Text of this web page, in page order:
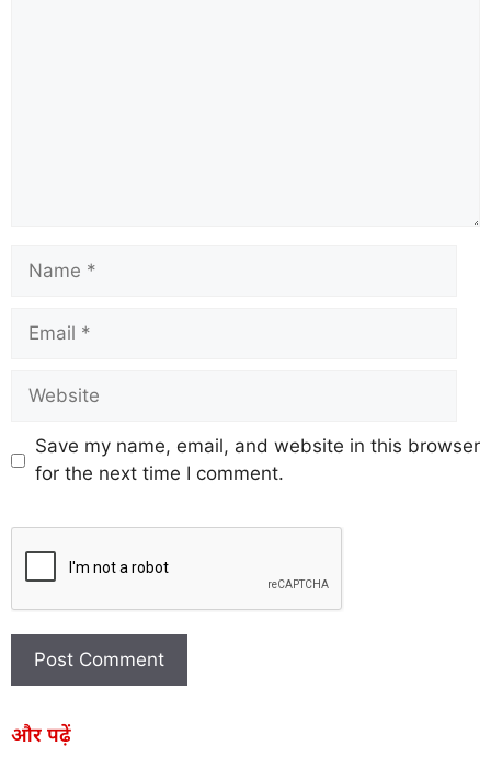
Save my name, email, and website in this browser
for the next time I comment.
और पढ़ें